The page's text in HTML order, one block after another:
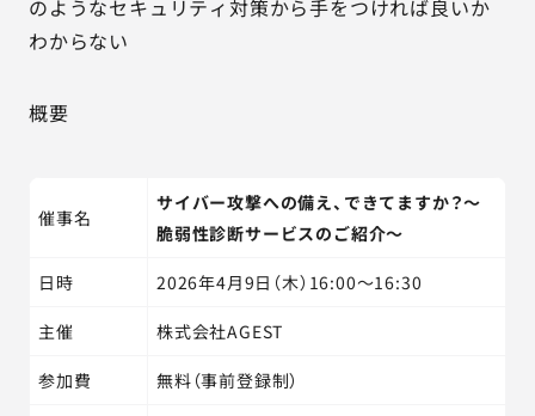
のようなセキュリティ対策から手をつければ良いか
わからない
概要
催事名
サイバー攻撃への備え、できてますか？～
脆弱性診断サービスのご紹介～
日時 2026年4月9日（木）16:00～16:30
主催 株式会社AGEST
参加費 無料（事前登録制）